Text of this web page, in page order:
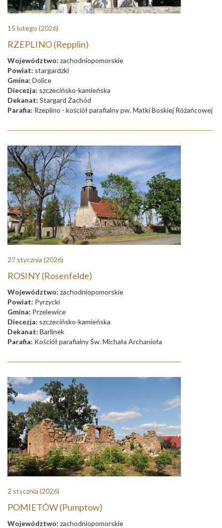
15 lutego (2026)
RZEPLINO (Repplin)
Województwo: zachodniopomorskie
Powiat: stargardzki
Gmina: Dolice
Diecezja: szczecińsko-kamieńska
Dekanat: Stargard Zachód
Parafia: Rzeplino - kościół parafialny pw. Matki Boskiej Różańcowej
27 stycznia (2026)
ROSINY (Rosenfelde)
Województwo: zachodniopomorskie
Powiat: Pyrzycki
Gmina: Przelewice
Diecezja: szczecińsko-kamieńska
Dekanat: Barlinek
Parafia: Kościół parafialny Św. Michała Archanioła
2 stycznia (2026)
POMIETÓW (Pumptow)
Województwo: zachodniopomorskie